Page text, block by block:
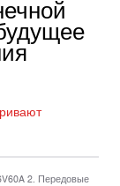
2. Передовые